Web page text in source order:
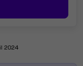
2024